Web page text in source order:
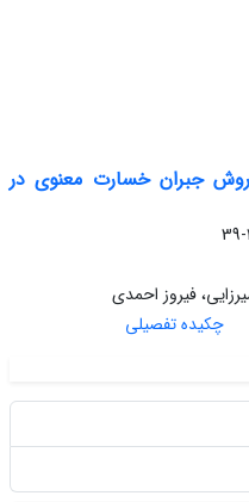
جبران خسارت معنوی در
فیروز احمدی
چکیده تفصیلی